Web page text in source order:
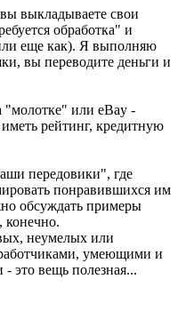
выкладываете свои
обработка" и
еще как). Я выполняю
вы переводите деньги и
"молотке" или eBay -
рейтинг, кредитную
передовики", где
понравившихся им
обсуждать примеры
конечно.
неумелых или
умеющими и
это вещь полезная...